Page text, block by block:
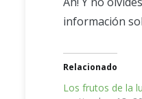
información
Relacionado
Los frutos de la